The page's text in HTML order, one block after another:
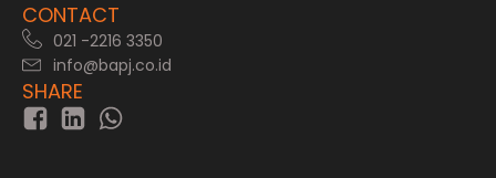
CONTACT
021 -2216 3350
info@bapj.co.id
SHARE